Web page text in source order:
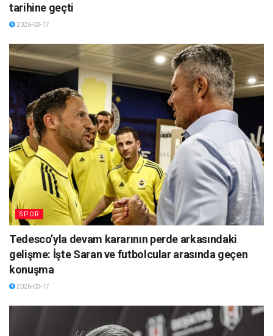
tarihine geçti
2026-03-17
SPOR
Tedesco’yla devam kararının perde arkasındaki
gelişme: İşte Saran ve futbolcular arasında geçen
konuşma
2026-03-17